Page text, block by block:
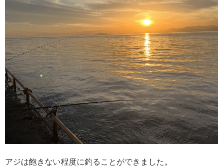
アジは飽きない程度に釣ることができました。